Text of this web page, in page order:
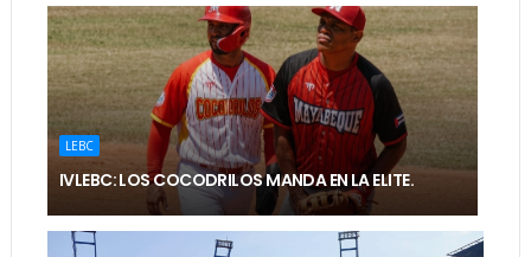
LEBC
IVLEBC: LOS COCODRILOS MANDA EN LA ELITE.